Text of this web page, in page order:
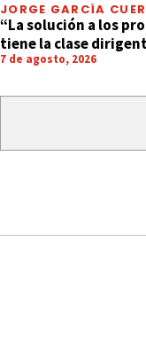
JORGE GARCÍA
“La solución a los
tiene la clase
7 de agosto, 2026